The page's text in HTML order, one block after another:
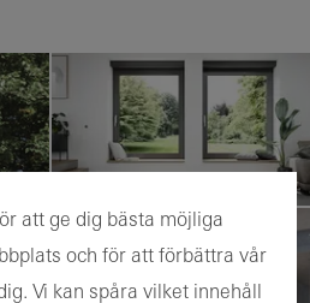
att ge dig bästa möjliga
och för att förbättra vår
Vi kan spåra vilket innehåll